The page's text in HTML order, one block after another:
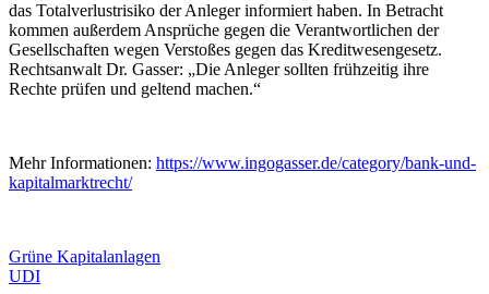
das Totalverlustrisiko der Anleger informiert haben. In Betracht
kommen außerdem Ansprüche gegen die Verantwortlichen der
Gesellschaften wegen Verstoßes gegen das Kreditwesengesetz.
Rechtsanwalt Dr. Gasser: „Die Anleger sollten frühzeitig ihre
Rechte prüfen und geltend machen.“
Mehr Informationen: https://www.ingogasser.de/category/bank-und-
kapitalmarktrecht/
Grüne Kapitalanlagen
UDI